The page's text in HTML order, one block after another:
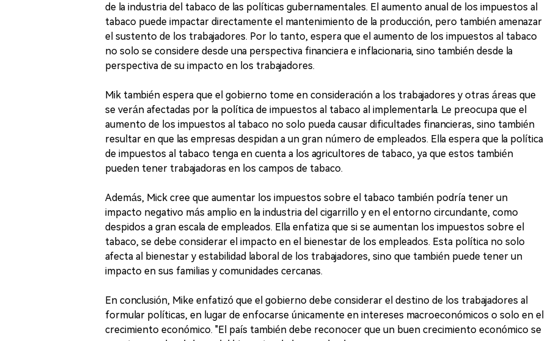
de la industria del tabaco de las políticas gubernamentales. El aumento anual de los impuestos al
tabaco puede impactar directamente el mantenimiento de la producción, pero también amenazar
el sustento de los trabajadores. Por lo tanto, espera que el aumento de los impuestos al tabaco
no solo se considere desde una perspectiva financiera e inflacionaria, sino también desde la
perspectiva de su impacto en los trabajadores.
Mik también espera que el gobierno tome en consideración a los trabajadores y otras áreas que
se verán afectadas por la política de impuestos al tabaco al implementarla. Le preocupa que el
aumento de los impuestos al tabaco no solo pueda causar dificultades financieras, sino también
resultar en que las empresas despidan a un gran número de empleados. Ella espera que la política
de impuestos al tabaco tenga en cuenta a los agricultores de tabaco, ya que estos también
pueden tener trabajadoras en los campos de tabaco.
Además, Mick cree que aumentar los impuestos sobre el tabaco también podría tener un
impacto negativo más amplio en la industria del cigarrillo y en el entorno circundante, como
despidos a gran escala de empleados. Ella enfatiza que si se aumentan los impuestos sobre el
tabaco, se debe considerar el impacto en el bienestar de los empleados. Esta política no solo
afecta al bienestar y estabilidad laboral de los trabajadores, sino que también puede tener un
impacto en sus familias y comunidades cercanas.
En conclusión, Mike enfatizó que el gobierno debe considerar el destino de los trabajadores al
formular políticas, en lugar de enfocarse únicamente en intereses macroeconómicos o solo en el
crecimiento económico. "El país también debe reconocer que un buen crecimiento económico se